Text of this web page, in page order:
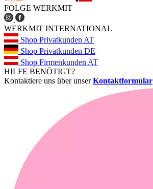
FOLGE WERKMIT
WERKMIT INTERNATIONAL
Shop Privatkunden AT
Shop Privatkunden DE
Shop Firmenkunden AT
HILFE BENÖTIGT?
Kontaktiere uns über unserKontaktformular